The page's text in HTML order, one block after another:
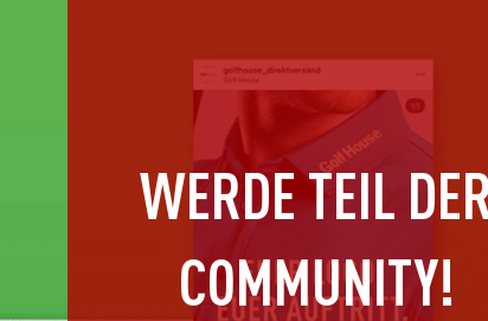
WERDE TEIL DER
COMMUNITY!